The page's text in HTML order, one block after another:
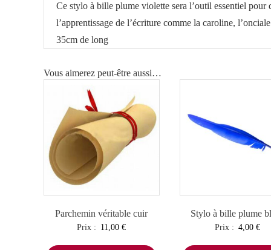
Ce stylo à bille plume violette sera l’outil essentiel pour
l’apprentissage de l’écriture comme la caroline,
35cm de long
Vous aimerez peut-être aussi…
Parchemin véritable cuir
Prix : 11,00€
Stylo à bille plume
Prix : 4,00€